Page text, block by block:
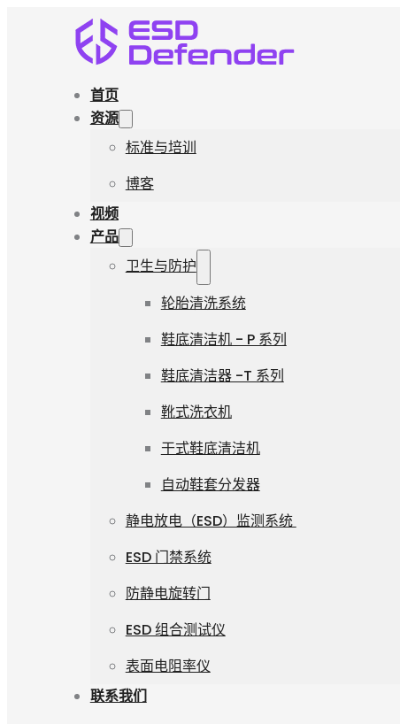
首页
资源
标准与培训
博客
视频
产品
卫生与防护
轮胎清洗系统
鞋底清洁机 - P 系列
鞋底清洁器 -T 系列
靴式洗衣机
干式鞋底清洁机
自动鞋套分发器
静电放电（ESD）监测系统
ESD 门禁系统
防静电旋转门
ESD 组合测试仪
表面电阻率仪
联系我们